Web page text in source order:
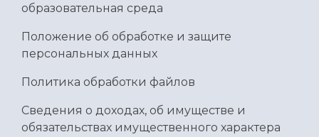
образовательная среда
Положение об обработке и защите
персональных данных
Политика обработки файлов
Сведения о доходах, об имуществе и
обязательствах имущественного характера